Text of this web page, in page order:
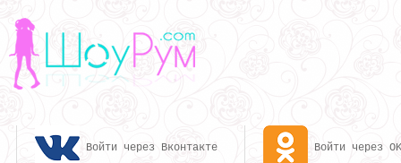
Войти через Вконтакте Войти через